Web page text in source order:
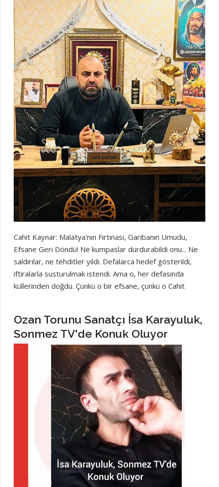
Cahit Kaynar: Malatya'nın Fırtınası, Garibanın Umudu,
Efsane Geri Döndü! Ne kumpaslar durdurabildi onu... Ne
saldırılar, ne tehditler yıldı. Defalarca hedef gösterildi,
iftiralarla susturulmak istendi. Ama o, her defasında
küllerinden doğdu. Çünkü o bir efsane, çünkü o Cahit
duran; yandaşa değil, ezilenin elinden tutan bir halk
kahramanı. Onunla birlikte umut yeşerdi sokaklarda, onun
adı söylendiğinde çocukların gözleri parladı. Cahit Kaynar,
sadece bir isim değil; bir duruş, bir direniş, bir inanç artık.
O; suskun çoğunluğun haykırışı, hor görülenin baş
kaldırısıdır! Gariban Babası, Ezene Düşman Ona “Gariban
Babası” derler. Çünkü her zaman mazlumun yanında oldu.
Bir kapı kapandıysa ona, halkın binlerce kapısı ardına kadar
açıldı. İşte bu yüzden, düzenin adamları hep korktu ondan.
Susturmak istediler, yıldırmak istediler... Ama o yılmadı!
Düşmedi, eğilmedi, satılmadı!...
Ozan Torunu Sanatçı İsa Karayuluk,
Sonmez TV'de Konuk Oluyor